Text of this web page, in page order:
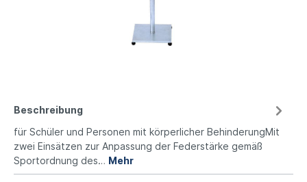
Beschreibung
für Schüler und Personen mit körperlicher BehinderungMit
zwei Einsätzen zur Anpassung der Federstärke gemäß
Sportordnung des… Mehr